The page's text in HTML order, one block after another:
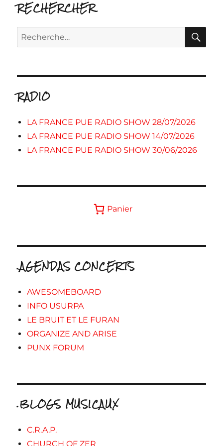
RECHERCHER
Recherche
pour :
RADIO
LA FRANCE PUE RADIO SHOW 28/07/2026
LA FRANCE PUE RADIO SHOW 14/07/2026
LA FRANCE PUE RADIO SHOW 30/06/2026
Panier
.AGENDAS CONCERTS
AWESOMEBOARD
INFO USURPA
LE BRUIT ET LE FURAN
ORGANIZE AND ARISE
PUNX FORUM
.BLOGS MUSICAUX
C.R.A.P.
CHURCH OF ZER